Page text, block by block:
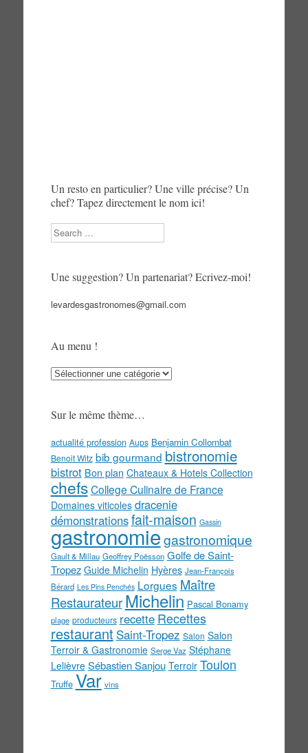
Un resto en particulier? Une ville précise? Un
chef? Tapez directement le nom ici!
Search
Une suggestion? Un partenariat? Ecrivez-moi!
levardesgastronomes@gmail.com
Au menu !
Au
Sur le même thème…
actualité profession Aups Benjamin Collombat
Benoit Witz bib gourmand bistronomie
bistrot Bon plan Chateaux & Hotels Collection
chefs College Culinaire de France
Domaines viticoles dracenie
démonstrationsfait-maison Gassin
gastronomiegastronomique
Gault & Millau Geoffrey Poësson Golfe de Saint-
Tropez Guide Michelin Hyères Jean-François
Bérard Les Pins Penchés Lorgues Maître
Restaurateur Michelin Pascal Bonamy
plage producteurs recette Recettes
restaurant Saint-Tropez Salon Salon
Terroir & Gastronomie Serge Vaz Stéphane
Lelièvre Sébastien Sanjou Terroir Toulon
Truffe Var vins